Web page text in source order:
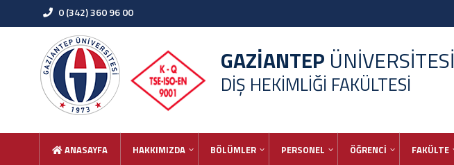
0 (342) 360 96 00
GAZİANTEP ÜNİVERSİTESİ
DİŞ HEKİMLİĞİ FAKÜLTESİ
ANASAYFA HAKKIMIZDA BÖLÜMLER PERSONEL ÖĞRENCİ FAKÜLTE